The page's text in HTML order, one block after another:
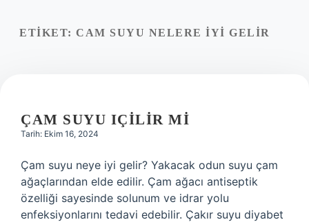
Yasal Uyarı
ETIKET: CAM SUYU NELERE IYI GELIR
ÇAM SUYU IÇILIR MI
Tarih: Ekim 16, 2024
Çam suyu neye iyi gelir? Yakacak odun suyu çam
ağaçlarından elde edilir. Çam ağacı antiseptik
özelliği sayesinde solunum ve idrar yolu
enfeksiyonlarını tedavi edebilir. Çakır suyu diyabet